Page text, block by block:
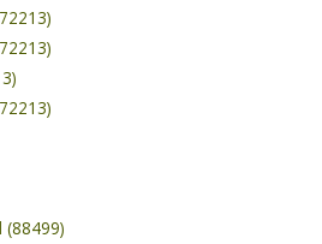
(88499)